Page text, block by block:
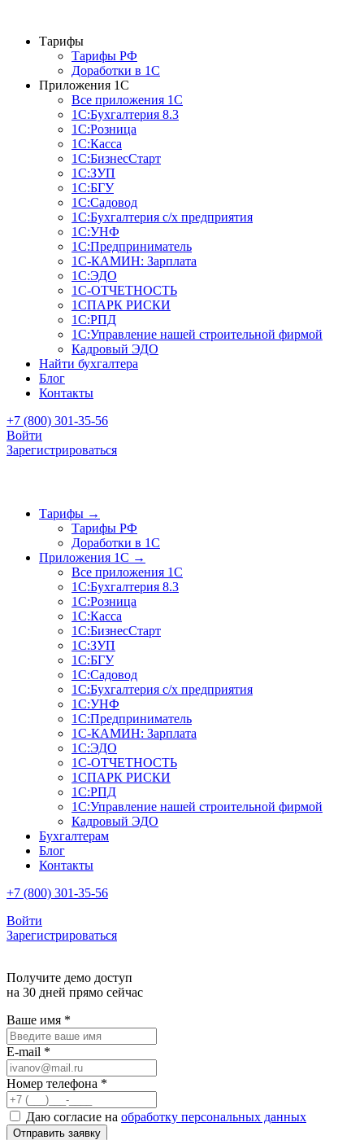
Тарифы
Тарифы РФ
Доработки в 1C
Приложения 1С
Все приложения 1С
1С:Бухгалтерия 8.3
1С:Розница
1С:Касса
1С:БизнесСтарт
1С:ЗУП
1С:БГУ
1С:Садовод
1С:Бухгалтерия с/х предприятия
1С:УНФ
1С:Предприниматель
1С-КАМИН: Зарплата
1С:ЭДО
1С-ОТЧЕТНОСТЬ
1СПАРК РИСКИ
1С:РПД
1С:Управление нашей строительной фирмой
Кадровый ЭДО
Найти бухгалтера
Блог
Контакты
+7 (800) 301-35-56
Войти
Зарегистрироваться
Тарифы →
Тарифы РФ
Доработки в 1C
Приложения 1C →
Все приложения 1С
1С:Бухгалтерия 8.3
1С:Розница
1С:Касса
1С:БизнесСтарт
1С:ЗУП
1С:БГУ
1С:Садовод
1С:Бухгалтерия с/х предприятия
1С:УНФ
1С:Предприниматель
1С-КАМИН: Зарплата
1С:ЭДО
1С-ОТЧЕТНОСТЬ
1СПАРК РИСКИ
1С:РПД
1С:Управление нашей строительной фирмой
Кадровый ЭДО
Бухгалтерам
Блог
Контакты
+7 (800) 301-35-56
Войти
Зарегистрироваться
Получите демо доступ
на 30 дней прямо сейчас
Ваше имя *
E-mail *
Номер телефона *
Даю согласие на обработку персональных данных